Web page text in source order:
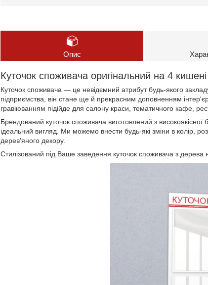
Опис
Куточок споживача оригінальний на 4
Куточок споживача — це невідємний атрибут будь-якого
підприємства, він стане ще й прекрасним доповненням
гравіюванням підійде для салону краси, тематичного кафе,
Брендований куточок споживача виготовлений з
ідеальний вигляд. Ми можемо внести будь-які зміни в колір,
дерев'яного декору.
Стилізований під Ваше заведення куточок споживача з дерева